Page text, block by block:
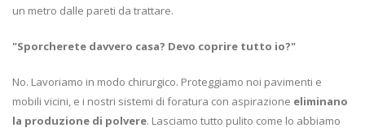
un metro dalle pareti da trattare.
"Sporcherete davvero casa? Devo coprire tutto io?"
No. Lavoriamo in modo chirurgico. Proteggiamo noi pavimenti e
mobili vicini, e i nostri sistemi di foratura con aspirazione eliminano
la produzione di polvere. Lasciamo tutto pulito come lo abbiamo